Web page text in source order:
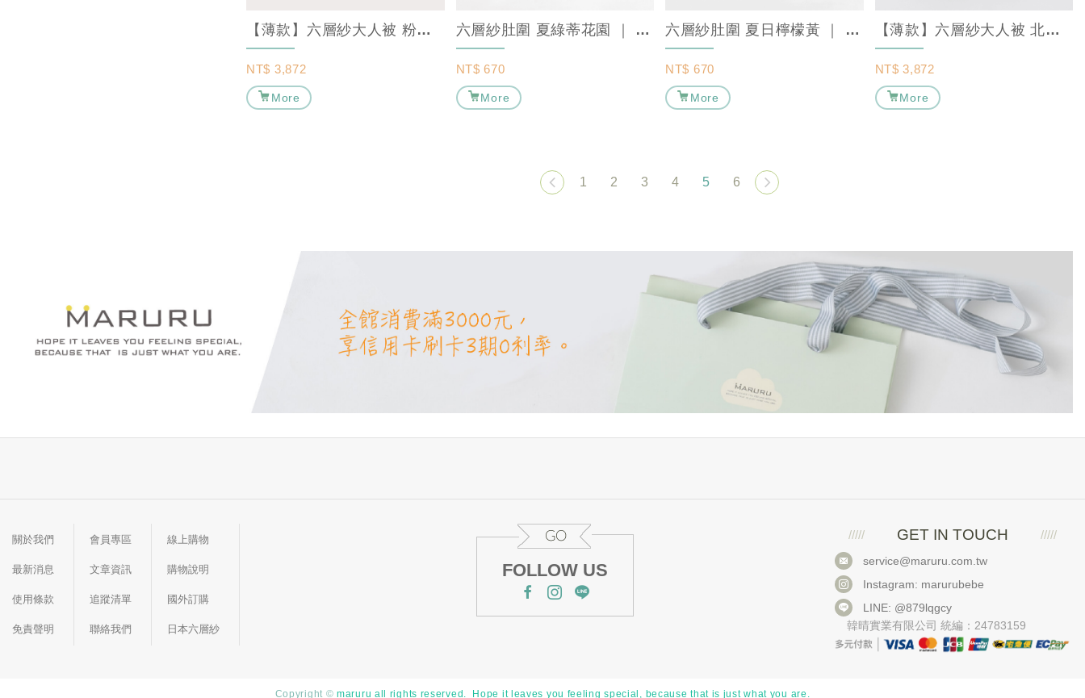
【薄款】六層紗大人被 粉粉灰 ｜ MARURU 【日本手工棉被】
NT$ 3,872
More
六層紗肚圍 夏綠蒂花園 ｜ MARURU【保暖寶寶肚圍/嬰兒肚圍】
NT$ 670
More
六層紗肚圍 夏日檸檬黃 ｜ MARURU【保暖寶寶肚圍/嬰兒肚圍】
NT$ 670
More
【薄款】六層紗大人被 北歐星空 ｜ MARURU 【日本手工棉被】
NT$ 3,872
More
1 2 3 4 5 6
關於我們
最新消息
使用條款
免責聲明
會員專區
文章資訊
追蹤清單
聯絡我們
線上購物
購物說明
國外訂購
日本六層紗
GET IN TOUCH
service@maruru.com.tw
Instagram: marurubebe
LINE: @879lqgcy
韓晴實業有限公司 統編：24783159
Copyright ©maruru all rights reserved. Hope it leaves you feeling special, because that is just what you are.